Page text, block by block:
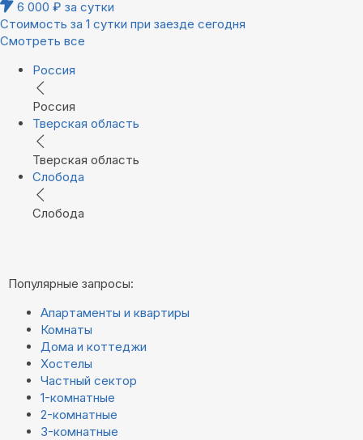
6 000 ₽ за сутки
Стоимость за 1 сутки при заезде сегодня
Смотреть все
Россия
Россия
Тверская область
Тверская область
Слобода
Слобода
Популярные запросы:
Апартаменты и квартиры
Комнаты
Дома и коттеджи
Хостелы
Частный сектор
1-комнатные
2-комнатные
3-комнатные